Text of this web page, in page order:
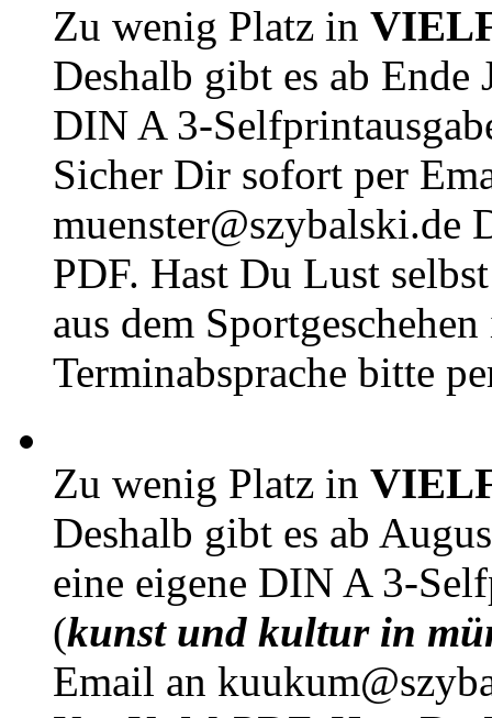
Zu wenig Platz in
Deshalb gibt es ab Ende
DIN A 3-
Sicher Dir sofort per
muenster@szybalski.de
PDF. Hast Du Lust
aus dem
Terminabsprache bitte
Zu wenig Platz in
Deshalb gibt es ab
eine eigene DIN A 3-
(kunst und kultur in
Email an